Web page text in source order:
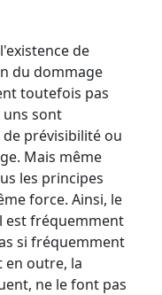
de
du dommage
toutefois pas
uns sont
prévisibilité ou
Mais même
les principes
force. Ainsi, le
est fréquemment
si fréquemment
en outre, la
ne le font pas